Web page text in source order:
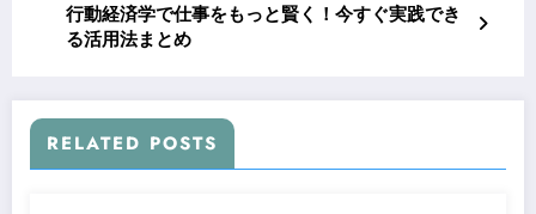
行動経済学で仕事をもっと賢く！今すぐ実践でき
る活用法まとめ
RELATED POSTS